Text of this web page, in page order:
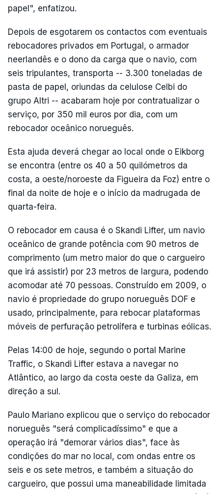
papel", enfatizou.
Depois de esgotarem os contactos com eventuais
rebocadores privados em Portugal, o armador
neerlandês e o dono da carga que o navio, com
seis tripulantes, transporta -- 3.300 toneladas de
pasta de papel, oriundas da celulose Celbi do
grupo Altri -- acabaram hoje por contratualizar o
serviço, por 350 mil euros por dia, com um
rebocador oceânico norueguês.
Esta ajuda deverá chegar ao local onde o Eikborg
se encontra (entre os 40 a 50 quilómetros da
costa, a oeste/noroeste da Figueira da Foz) entre o
final da noite de hoje e o início da madrugada de
quarta-feira.
O rebocador em causa é o Skandi Lifter, um navio
oceânico de grande potência com 90 metros de
comprimento (um metro maior do que o cargueiro
que irá assistir) por 23 metros de largura, podendo
acomodar até 70 pessoas. Construído em 2009, o
navio é propriedade do grupo norueguês DOF e
usado, principalmente, para rebocar plataformas
móveis de perfuração petrolífera e turbinas eólicas.
Pelas 14:00 de hoje, segundo o portal Marine
Traffic, o Skandi Lifter estava a navegar no
Atlântico, ao largo da costa oeste da Galiza, em
direção a sul.
Paulo Mariano explicou que o serviço do rebocador
norueguês "será complicadíssimo" e que a
operação irá "demorar vários dias", face às
condições do mar no local, com ondas entre os
seis e os sete metros, e também a situação do
cargueiro, que possui uma maneabilidade limitada